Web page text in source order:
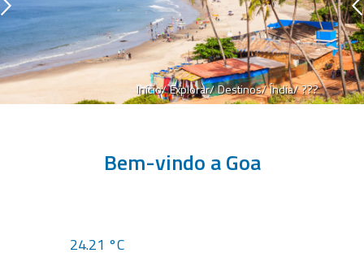
Início/Explorar/Destinos/Índia/???
Bem-vindo a Goa
24.21 °C